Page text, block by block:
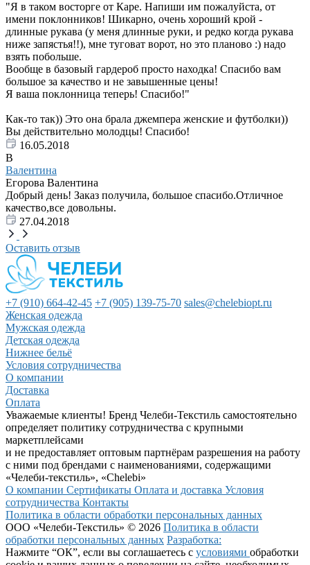
"Я в таком восторге от Каре. Напиши им пожалуйста, от
имени поклонников! Шикарно, очень хороший крой -
длинные рукава (у меня длинные руки, и редко когда рукава
ниже запястья!!), мне туговат ворот, но это планово :) надо
взять побольше.
Вообще в базовый гардероб просто находка! Спасибо вам
большое за качество и не завышенные цены!
Я ваша поклонница теперь! Спасибо!"
Как-то так)) Это она брала джемпера женские и футболки))
Вы действительно молодцы! Спасибо!
16.05.2018
В
Валентина
Егорова Валентина
Добрый день! Заказ получила, большое спасибо.Отличное
качество,все довольны.
27.04.2018
Оставить отзыв
+7 (910) 664-42-45 +7 (905) 139-75-70 sales@chelebiopt.ru
Женская одежда
Мужская одежда
Детская одежда
Нижнее бельё
Условия сотрудничества
О компании
Доставка
Оплата
Уважаемые клиенты! Бренд Челеби-Текстиль самостоятельно
определяет политику сотрудничества с крупными
маркетплейсами
и не предоставляет оптовым партнёрам разрешения на работу
с ними под брендами с наименованиями, содержащими
«Челеби-текстиль», «Chelebi»
О компании Сертификаты Оплата и доставка Условия
сотрудничества Контакты
Политика в области обработки персональных данных
ООО «Челеби-Текстиль» © 2026 Политика в области
обработки персональных данных Разработка:
Нажмите “ОК”, если вы соглашаетесь с условиями обработки